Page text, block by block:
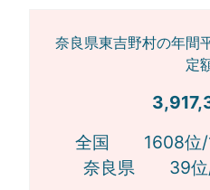
奈良県東吉野村の年間
定
全国 1608位/
奈良県 39位/